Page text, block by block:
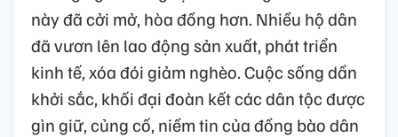
này đã cởi mở, hòa đồng hơn. Nhiều hộ dân
đã vươn lên lao động sản xuất, phát triển
kinh tế, xóa đói giảm nghèo. Cuộc sống dần
khởi sắc, khối đại đoàn kết các dân tộc được
gìn giữ, củng cố, niềm tin của đồng bào dân